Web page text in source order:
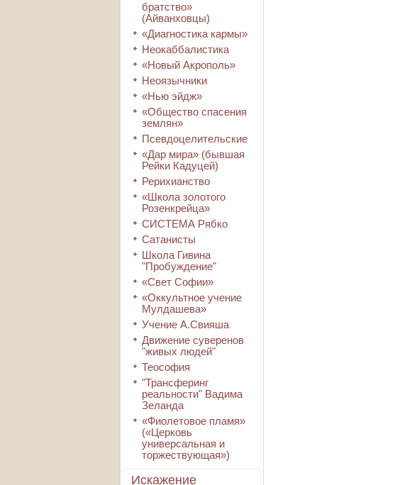
братство»
(Айванховцы)
«Диагностика кармы»
Неокаббалистика
«Новый Акрополь»
Неоязычники
«Нью эйдж»
«Общество спасения
землян»
Псевдоцелительские
«Дар мира» (бывшая
Рейки Кадуцей)
Рерихианство
«Школа золотого
Розенкрейца»
СИСТЕМА Рябко
Сатанисты
Школа Гивина
"Пробуждение"
«Свет Софии»
«Оккультное учение
Мулдашева»
Учение А.Свияша
Движение суверенов
"живых людей"
Теософия
"Трансферинг
реальности" Вадима
Зеланда
«Фиолетовое пламя»
(«Церковь
универсальная и
торжествующая»)
Искажение